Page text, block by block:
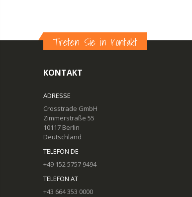
Treten Sie in Kontakt
KONTAKT
ADRESSE
Crosstrade GmbH
Zimmerstraße 55
10117 Berlin
Deutschland
TELEFON DE
+49 152 5757 9494
TELEFON AT
+43 664 353 0000